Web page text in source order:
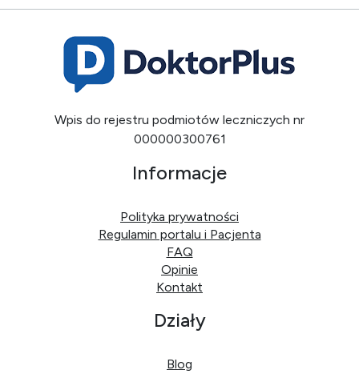
Wpis do rejestru podmiotów leczniczych nr
000000300761
Informacje
Polityka prywatności
Regulamin portalu i Pacjenta
FAQ
Opinie
Kontakt
Działy
Blog